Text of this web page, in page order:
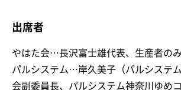
出席者
やはた会…長沢富士雄代表、生産者の
パルシステム…岸久美子（パルシステ
会副委員長、パルシステム神奈川ゆめ